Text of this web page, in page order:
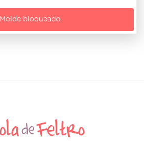
Molde bloqueado